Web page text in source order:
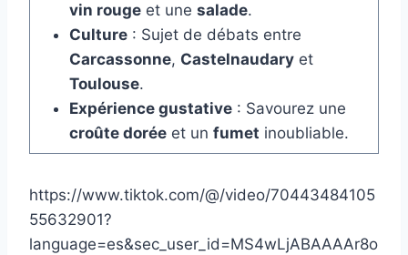
vin rougeet une salade.
Culture: Sujet de débats entre
Carcassonne, Castelnaudaryet
Toulouse.
Expérience gustative: Savourez une
croûte doréeet un fumet inoubliable.
https://www.tiktok.com/@/video/70443484105
55632901?
language=es&sec_user_id=MS4wLjABAAAAr8o